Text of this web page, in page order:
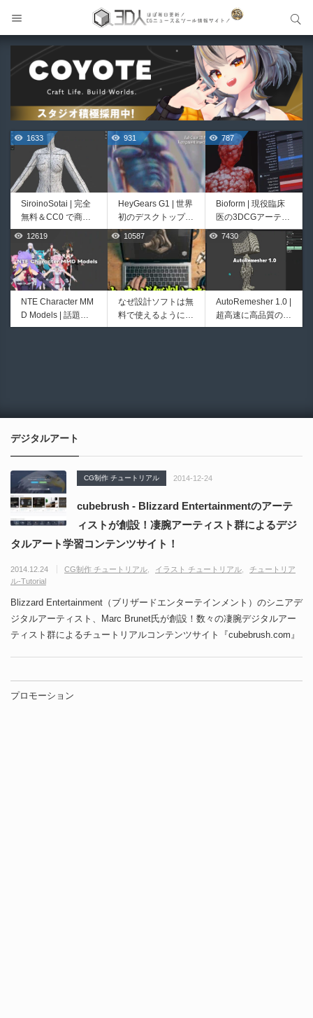
1633
SiroinoSotai | 完全
無料＆CC0 で商用
利用OKなVRChat向
け共通素体3Dモデ
ルが正式リリース！
程よいポリ数＆トポ
ロジーにも注目！
931
HeyGears G1 | 世界
初のデスクトップ型
フルカラー3D＆UV
統合型プリンターが
登場！
787
Bioform | 現役臨床
医の3DCGアーティ
ストが実際の解剖学
に基づいて構築した
プロシージャルな生
物学的Blenderマテ
リアルアセットアド
オン！無料お試し版
もあるよ！
526
Unityエフェクトレ
シピブック パーツ
を組み合わせて作れ
421
Directive Utilities |
ブループリントライ
ブラリやエディタス
12619
NTE Character MM
D Models | 話題の
ゲーム『NTE（Nev
10587
なぜ設計ソフトは無
料で使えるようにな
ったのか──3D-CA
7430
AutoRemesher 1.0 |
超高速に高品質のク
ワッドポリゴンでリ
能な伸縮式ライトセ
ーバーの開発メイキ
nderのドキュメン
er向けAIエージェン
CGMatter
デジタルアート
CG制作 チュートリアル 2014-12-24
cubebrush - Blizzard Entertainmentのアーテ
ィストが創設！凄腕アーティスト群によるデジ
タルアート学習コンテンツサイト！
2014.12.24 CG制作 チュートリアル イラスト チュートリアル
チュートリア
ル-Tutorial
Blizzard Entertainment（ブリザードエンターテインメント）のシニアデ
ジタルアーティスト、Marc Brunet氏が創設！数々の凄腕デジタルアー
ティスト群によるチュートリアルコンテンツサイト『cubebrush.com』
プロモーション
サイト内検索